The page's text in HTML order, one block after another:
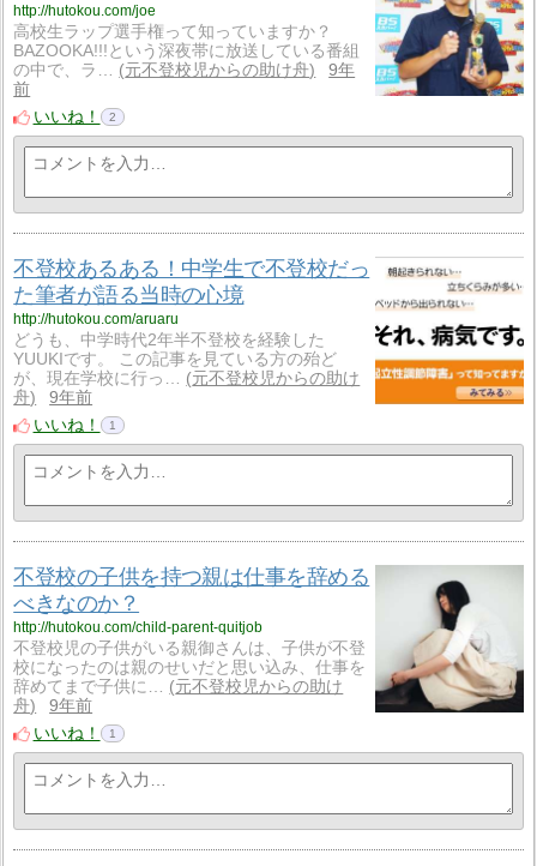
http://hutokou.com/joe
高校生ラップ選手権って知っていますか？
BAZOOKA!!!という深夜帯に放送している番組
の中で、ラ…
元不登校児からの助け舟
9年
前
いいね！
2
不登校あるある！中学生で不登校だっ
た筆者が語る当時の心境
http://hutokou.com/aruaru
どうも、中学時代2年半不登校を経験した
YUUKIです。 この記事を見ている方の殆ど
が、現在学校に行っ…
元不登校児からの助け
舟
9年前
いいね！
1
不登校の子供を持つ親は仕事を辞める
べきなのか？
http://hutokou.com/child-parent-quitjob
不登校児の子供がいる親御さんは、子供が不登
校になったのは親のせいだと思い込み、仕事を
辞めてまで子供に…
元不登校児からの助け
舟
9年前
いいね！
1